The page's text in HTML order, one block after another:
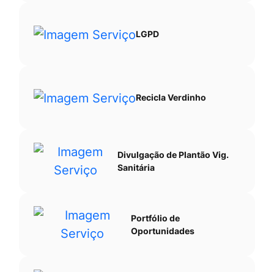
LGPD
Recicla Verdinho
Divulgação de Plantão Vig.
Sanitária
Portfólio de
Oportunidades